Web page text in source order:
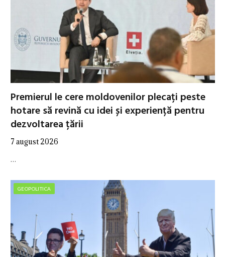
Premierul le cere moldovenilor plecați peste
hotare să revină cu idei și experiență pentru
dezvoltarea țării
7 august 2026
…
GEOPOLITICA